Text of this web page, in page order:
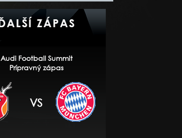
Audi Football Summit
Prípravný zápas
VS